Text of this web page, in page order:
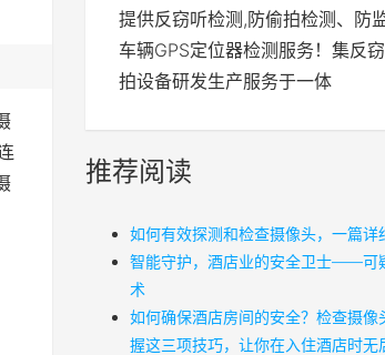
提供反窃听检测,防偷拍检测、防
车辆GPS定位器检测服务！集反
拍设备研发生产服务于一体
推荐阅读
如何有效探测和检查摄像头，一篇详
智能守护，酒店业的安全卫士——可
术
如何确保酒店房间的安全？检查摄像
握这三项技巧，让你在入住酒店时无